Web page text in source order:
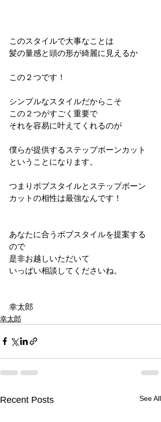
このスタイルで大事なことは
髪の量感と頭の形が綺麗に見えるか
この２つです！
シンプルなスタイルだからこそ
この２つがすごく重要で
それを容易に叶えてくれるのが
僕らが提供するステップボーンカット
ということになります。
つまりボブスタイルとステップボーン
カットの相性は最強なんです！
あなたに合うボブスタイルを提案する
ので
是非お越しいただいて
いっぱい相談してくださいね。
幸太郎
幸太郎
Recent Posts See All